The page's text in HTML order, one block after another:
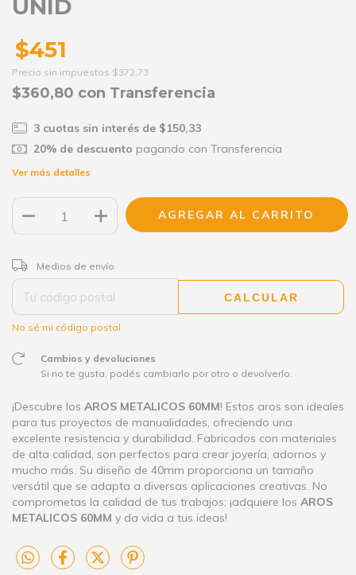
UNID
$451
Precio sin impuestos $372,73
$360,80 con Transferencia
3 cuotas sin interés de $150,33
20% de descuento pagando con Transferencia
Ver más detalles
Entregas para el CP:
Medios de envío
CALCULAR
No sé mi código postal
Cambios y devoluciones
Si no te gusta, podés cambiarlo por otro o devolverlo.
¡Descubre los AROS METALICOS 60MM! Estos aros son ideales
para tus proyectos de manualidades, ofreciendo una
excelente resistencia y durabilidad. Fabricados con materiales
de alta calidad, son perfectos para crear joyería, adornos y
mucho más. Su diseño de 40mm proporciona un tamaño
versátil que se adapta a diversas aplicaciones creativas. No
comprometas la calidad de tus trabajos; ¡adquiere los AROS
METALICOS 60MM y da vida a tus ideas!